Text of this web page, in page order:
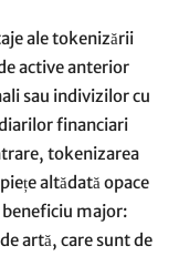
ale tokenizării
active anterior
sau indivizilor cu
financiari
tokenizarea
altădată opace
major:
artă, care sunt de